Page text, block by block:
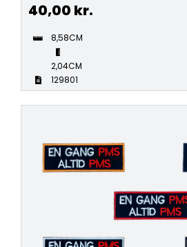
40,00 kr.
8,58CM
2,04CM
129801